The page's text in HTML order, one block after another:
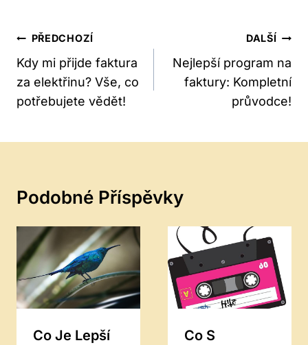
Navigace
Pro
Příspěvek
PŘEDCHOZÍ
Kdy mi přijde faktura
za elektřinu? Vše, co
potřebujete vědět!
DALŠÍ
Nejlepší program na
faktury: Kompletní
průvodce!
Podobné Příspěvky
Co Je Lepší
Co S